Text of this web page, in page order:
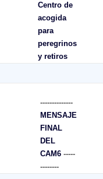
Centro de
acogida
para
peregrinos
y retiros
--------------
MENSAJE
FINAL
DEL
CAM6-----
--------